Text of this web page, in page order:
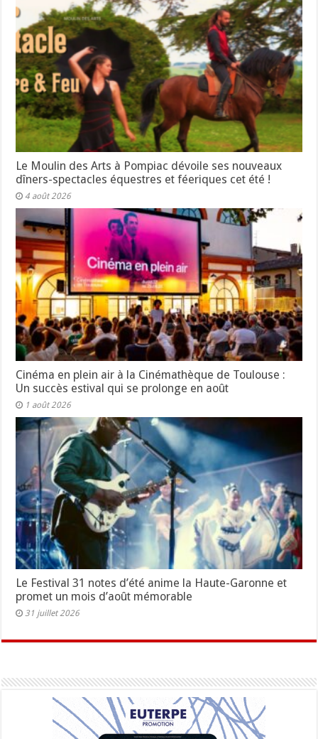
Le Moulin des Arts à Pompiac dévoile ses nouveaux
dîners-spectacles équestres et féeriques cet été !
4 août 2026
Cinéma en plein air à la Cinémathèque de Toulouse :
Un succès estival qui se prolonge en août
1 août 2026
Le Festival 31 notes d’été anime la Haute-Garonne et
promet un mois d’août mémorable
31 juillet 2026